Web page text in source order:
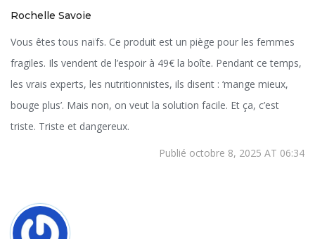
Rochelle Savoie
Vous êtes tous naïfs. Ce produit est un piège pour les femmes
fragiles. Ils vendent de l’espoir à 49€ la boîte. Pendant ce temps,
les vrais experts, les nutritionnistes, ils disent : ‘mange mieux,
bouge plus’. Mais non, on veut la solution facile. Et ça, c’est
triste. Triste et dangereux.
Publié octobre 8, 2025 AT 06:34